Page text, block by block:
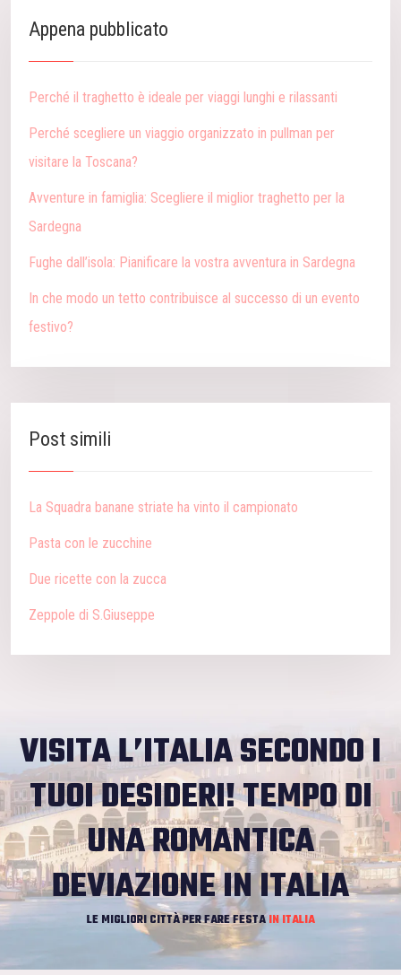
Appena pubblicato
Perché il traghetto è ideale per viaggi lunghi e rilassanti
Perché scegliere un viaggio organizzato in pullman per
visitare la Toscana?
Avventure in famiglia: Scegliere il miglior traghetto per la
Sardegna
Fughe dall’isola: Pianificare la vostra avventura in Sardegna
In che modo un tetto contribuisce al successo di un evento
festivo?
Post simili
La Squadra banane striate ha vinto il campionato
Pasta con le zucchine
Due ricette con la zucca
Zeppole di S.Giuseppe
VISITA L’ITALIA SECONDO I
TUOI DESIDERI!TEMPO DI
UNA ROMANTICA
DEVIAZIONE IN ITALIA
LE MIGLIORI CITTÀ PER FARE FESTA IN ITALIA